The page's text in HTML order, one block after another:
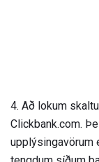
4. Að lokum
Clickbank.com.
upplýsingavörum